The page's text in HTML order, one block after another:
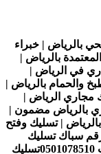
بالرياض | خبراء
بالرياض |
في الرياض |
والحمام بالرياض |
مجاري الرياض |
بالرياض مضمون |
| تسليك وفتح
سباك تسليك
تسليك